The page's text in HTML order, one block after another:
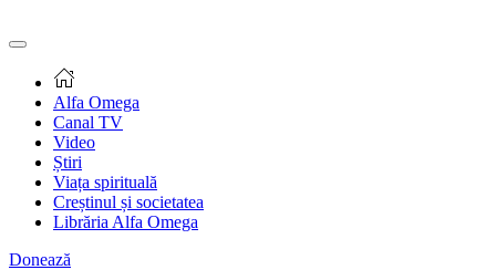
Alfa Omega
Canal TV
Video
Știri
Viața spirituală
Creștinul și societatea
Librăria Alfa Omega
Donează